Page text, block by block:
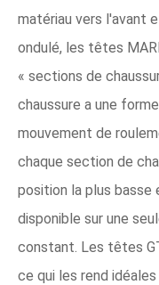
matériau vers l'avant
ondulé, les têtes
« sections de
chaussure a une
mouvement de
chaque section de
position la plus
disponible sur une
constant. Les têtes
ce qui les rend